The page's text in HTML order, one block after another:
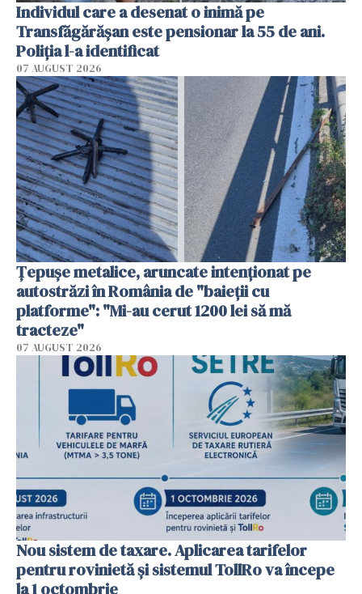
Individul care a desenat o inimă pe
Transfăgărășan este pensionar la 55 de ani.
Poliția l-a identificat
07 AUGUST 2026
Țepușe metalice, aruncate intenționat pe
autostrăzi în România de "baieții cu
platforme": "Mi-au cerut 1200 lei să mă
tracteze"
07 AUGUST 2026
Nou sistem de taxare. Aplicarea tarifelor
pentru rovinietă şi sistemul TollRo va începe
la 1 octombrie